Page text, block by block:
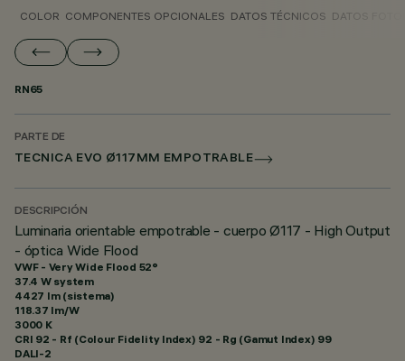
COLOR COMPONENTES OPCIONALES DATOS TÉCNICOS DATOS
RN65
PARTE DE
TECNICA EVO Ø117MM EMPOTRABLE
DESCRIPCIÓN
Luminaria orientable empotrable - cuerpo Ø117 - High Output
- óptica Wide Flood
VWF - Very Wide Flood 52°
37.4 W system
4427 lm (sistema)
118.37 lm/W
3000 K
CRI 92 - Rf (Colour Fidelity Index) 92 - Rg (Gamut Index) 99
DALI-2